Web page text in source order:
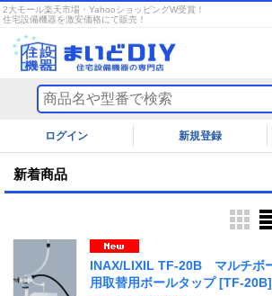
2大モール楽天市場・YahooショッピングW受賞！
住宅設備機器を激安価格にて販売！
ログイン
新着商品
INAX/LIXIL TF-20B マルチボ
用取替用ボールタップ[TF-20B]